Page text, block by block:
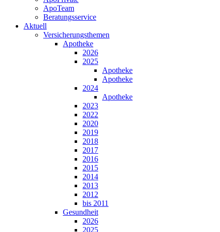
ApoTeam
Beratungsservice
Aktuell
Versicherungsthemen
Apotheke
2026
2025
Apotheke
Apotheke
2024
Apotheke
2023
2022
2020
2019
2018
2017
2016
2015
2014
2013
2012
bis 2011
Gesundheit
2026
2025